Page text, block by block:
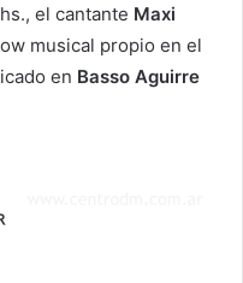
el cantante Maxi
musical propio en el
en Basso Aguirre